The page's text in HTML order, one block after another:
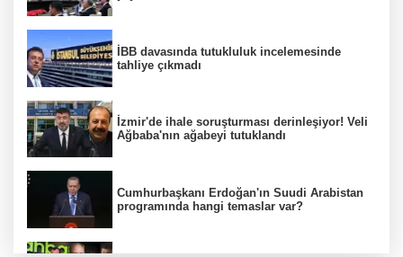
İBB davasında tutukluluk incelemesinde
tahliye çıkmadı
İzmir'de ihale soruşturması derinleşiyor! Veli
Ağbaba'nın ağabeyi tutuklandı
Cumhurbaşkanı Erdoğan'ın Suudi Arabistan
programında hangi temaslar var?